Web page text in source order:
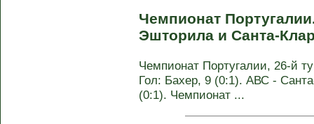
Чемпионат
Эшторила и Санта-
Чемпионат Португалии, 26-й
Гол: Бахер, 9 (0:1). АВС -
(0:1). Чемпионат ...